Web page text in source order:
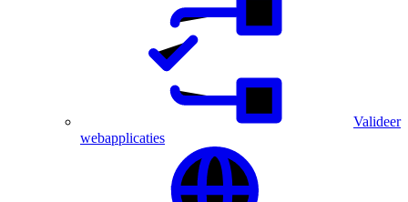
Valideer
webapplicaties